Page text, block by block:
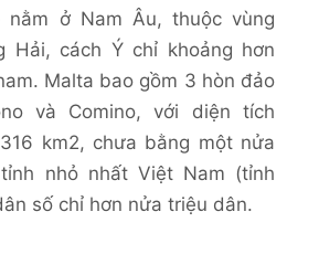
nằm ở Nam Âu, thuộc vùng
Hải, cách Ý chỉ khoảng hơn
Malta bao gồm 3 hòn đảo
và Comino, với diện tích
km2, chưa bằng một nửa
nhỏ nhất Việt Nam (tỉnh
số chỉ hơn nửa triệu dân.